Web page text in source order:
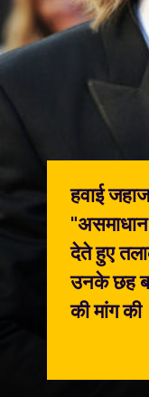
हवाई
देते हुए
उनके छह
की मांग